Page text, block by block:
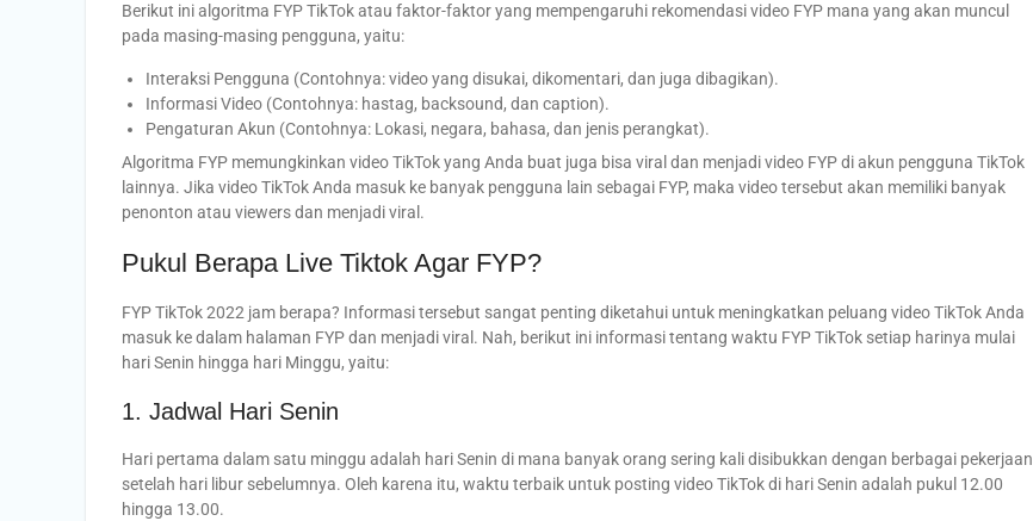
Berikut ini algoritma FYP TikTok atau faktor-faktor yang mempengaruhi rekomendasi video FYP mana yang akan muncul
pada masing-masing pengguna, yaitu:
Interaksi Pengguna (Contohnya: video yang disukai, dikomentari, dan juga dibagikan).
Informasi Video (Contohnya: hastag, backsound, dan caption).
Pengaturan Akun (Contohnya: Lokasi, negara, bahasa, dan jenis perangkat).
Algoritma FYP memungkinkan video TikTok yang Anda buat juga bisa viral dan menjadi video FYP di akun pengguna TikTok
lainnya. Jika video TikTok Anda masuk ke banyak pengguna lain sebagai FYP, maka video tersebut akan memiliki banyak
penonton atau viewers dan menjadi viral.
Pukul Berapa Live Tiktok Agar FYP?
FYP TikTok 2022 jam berapa? Informasi tersebut sangat penting diketahui untuk meningkatkan peluang video TikTok Anda
masuk ke dalam halaman FYP dan menjadi viral. Nah, berikut ini informasi tentang waktu FYP TikTok setiap harinya mulai
hari Senin hingga hari Minggu, yaitu:
1. Jadwal Hari Senin
Hari pertama dalam satu minggu adalah hari Senin di mana banyak orang sering kali disibukkan dengan berbagai pekerjaan
setelah hari libur sebelumnya. Oleh karena itu, waktu terbaik untuk posting video TikTok di hari Senin adalah pukul 12.00
hingga 13.00.